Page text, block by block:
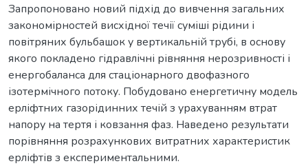
Запропоновано новий підхід до вивчення загальних
закономірностей висхідної течії суміші рідини і
повітряних бульбашок у вертикальній трубі, в основу
якого покладено гідравлічні рівняння нерозривності і
енергобаланса для стаціонарного двофазного
ізотермічного потоку. Побудовано енергетичну модель
ерліфтних газорідинних течій з урахуванням втрат
напору на тертя і ковзання фаз. Наведено результати
порівняння розрахункових витратних характеристик
ерліфтів з експериментальними.